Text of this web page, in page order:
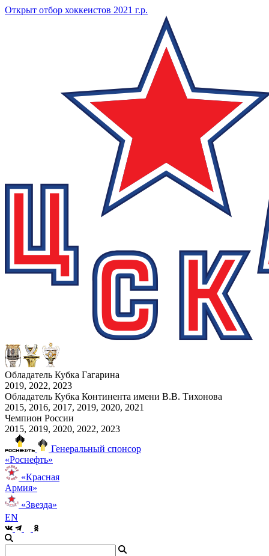
Открыт отбор хоккеистов 2021 г.р.
Обладатель Кубка Гагарина
2019, 2022, 2023
Обладатель Кубка Континента имени В.В. Тихонова
2015, 2016, 2017, 2019, 2020, 2021
Чемпион России
2015, 2019, 2020, 2022, 2023
Генеральный спонсор
«Роснефть»
«Красная
Армия»
«Звезда»
EN